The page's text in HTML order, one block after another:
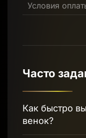
Условия
Часто
Как быстро
венок?